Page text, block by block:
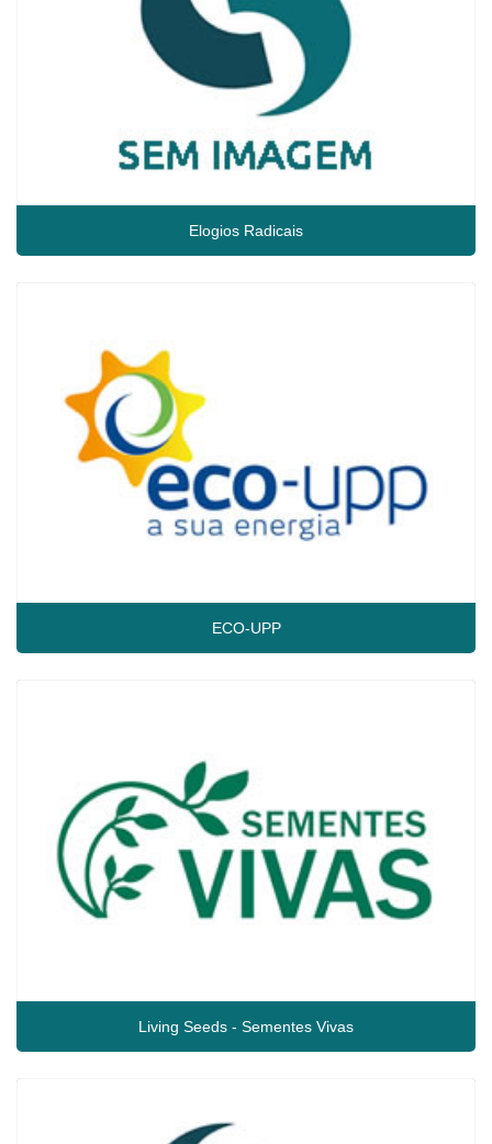
Elogios Radicais
ECO-UPP
Living Seeds - Sementes Vivas